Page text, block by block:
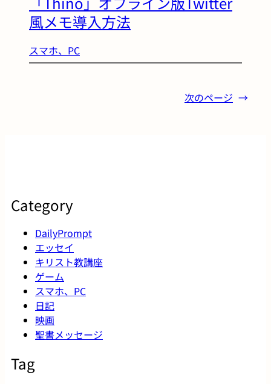
風メモ導入方法
スマホ、PC
次のページ →
Category
DailyPrompt
エッセイ
キリスト教講座
ゲーム
スマホ、PC
日記
映画
聖書メッセージ
Tag